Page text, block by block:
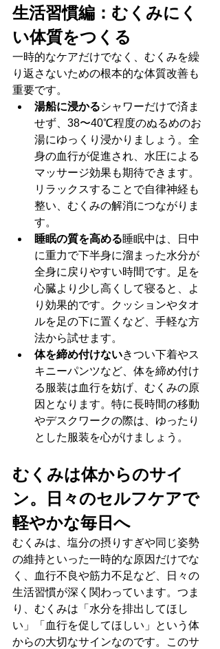
生活習慣編：むくみにく
い体質をつくる
一時的なケアだけでなく、むくみを繰
り返さないための根本的な体質改善も
重要です。
湯船に浸かるシャワーだけで済ま
せず、38〜40℃程度のぬるめのお
湯にゆっくり浸かりましょう。全
身の血行が促進され、水圧による
マッサージ効果も期待できます。
リラックスすることで自律神経も
整い、むくみの解消につながりま
す。
睡眠の質を高める睡眠中は、日中
に重力で下半身に溜まった水分が
全身に戻りやすい時間です。足を
心臓より少し高くして寝ると、よ
り効果的です。クッションやタオ
ルを足の下に置くなど、手軽な方
法から試せます。
体を締め付けないきつい下着やス
キニーパンツなど、体を締め付け
る服装は血行を妨げ、むくみの原
因となります。特に長時間の移動
やデスクワークの際は、ゆったり
とした服装を心がけましょう。
むくみは体からのサイ
ン。日々のセルフケアで
軽やかな毎日へ
むくみは、塩分の摂りすぎや同じ姿勢
の維持といった一時的な原因だけでな
く、血行不良や筋力不足など、日々の
生活習慣が深く関わっています。つま
り、むくみは「水分を排出してほし
い」「血行を促してほしい」という体
からの大切なサインなのです。このサ